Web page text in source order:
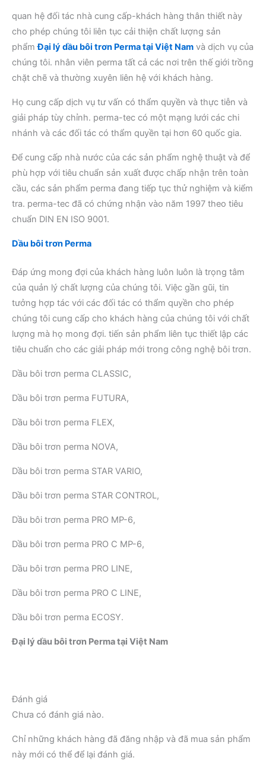
quan hệ đối tác nhà cung cấp-khách hàng thân thiết này
cho phép chúng tôi liên tục cải thiện chất lượng sản
phẩmĐại lý dầu bôi trơn Perma tại Việt Nam và dịch vụ của
chúng tôi. nhân viên perma tất cả các nơi trên thế giới trồng
chặt chẽ và thường xuyên liên hệ với khách hàng.
Họ cung cấp dịch vụ tư vấn có thẩm quyền và thực tiễn và
giải pháp tùy chỉnh. perma-tec có một mạng lưới các chi
nhánh và các đối tác có thẩm quyền tại hơn 60 quốc gia.
Để cung cấp nhà nước của các sản phẩm nghệ thuật và để
phù hợp với tiêu chuẩn sản xuất được chấp nhận trên toàn
cầu, các sản phẩm perma đang tiếp tục thử nghiệm và kiểm
tra. perma-tec đã có chứng nhận vào năm 1997 theo tiêu
chuẩn DIN EN ISO 9001.
Dầu bôi trơn Perma
Đáp ứng mong đợi của khách hàng luôn luôn là trọng tâm
của quản lý chất lượng của chúng tôi. Việc gần gũi, tin
tưởng hợp tác với các đối tác có thẩm quyền cho phép
chúng tôi cung cấp cho khách hàng của chúng tôi với chất
lượng mà họ mong đợi. tiến sản phẩm liên tục thiết lập các
tiêu chuẩn cho các giải pháp mới trong công nghệ bôi trơn.
Dầu bôi trơn perma CLASSIC,
Dầu bôi trơn perma FUTURA,
Dầu bôi trơn perma FLEX,
Dầu bôi trơn perma NOVA,
Dầu bôi trơn perma STAR VARIO,
Dầu bôi trơn perma STAR CONTROL,
Dầu bôi trơn perma PRO MP-6,
Dầu bôi trơn perma PRO C MP-6,
Dầu bôi trơn perma PRO LINE,
Dầu bôi trơn perma PRO C LINE,
Dầu bôi trơn perma ECOSY.
Đại lý dầu bôi trơn Perma tại Việt Nam
Đánh giá
Chưa có đánh giá nào.
Chỉ những khách hàng đã đăng nhập và đã mua sản phẩm
này mới có thể để lại đánh giá.